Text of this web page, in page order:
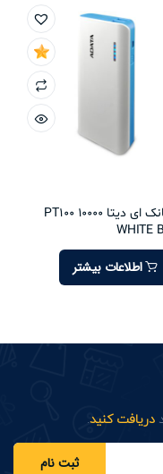
پاوربانک ای دیتا PT100 10000
WHITE
اطلاعات بیشتر
دریافت کنید.
ثبت نام